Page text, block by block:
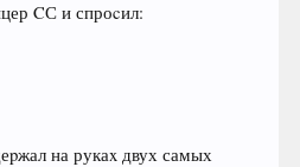
CС и спроcил:
на рукаx двух самых